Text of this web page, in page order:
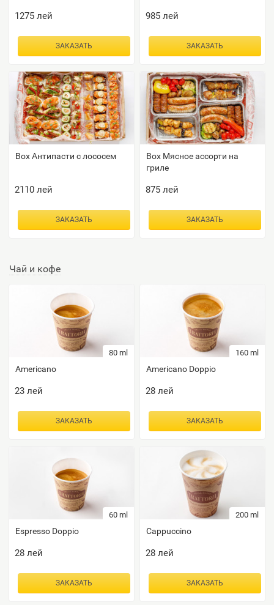
1275лей
ЗАКАЗАТЬ
985лей
ЗАКАЗАТЬ
Box Антипасти с лососем
2110лей
ЗАКАЗАТЬ
Box Мясное ассорти на
гриле
875лей
ЗАКАЗАТЬ
Чай и кофе
80 ml
Americano
23лей
ЗАКАЗАТЬ
160 ml
Americano Doppio
28лей
ЗАКАЗАТЬ
60 ml
Espresso Doppio
28лей
ЗАКАЗАТЬ
200 ml
Cappuccino
28лей
ЗАКАЗАТЬ